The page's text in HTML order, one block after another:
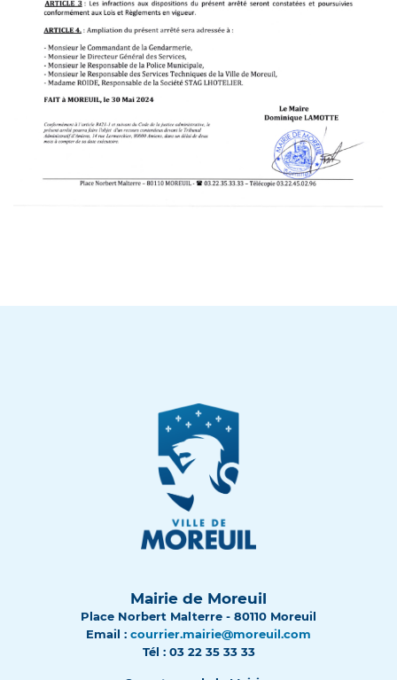
Mairie de Moreuil
Place Norbert Malterre - 80110 Moreuil
Email : courrier.mairie@moreuil.com
Tél : 03 22 35 33 33